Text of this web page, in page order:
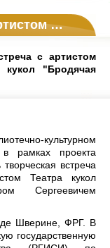
Александром Лоскутовым
с артистом
"Бродячая
культурном
рамках проекта
встреча
Театра кукол
Сергеевичем
Шверине, ФРГ. В
государственную